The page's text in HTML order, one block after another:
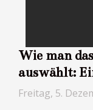
Wie man
auswählt:
Freitag, 5.